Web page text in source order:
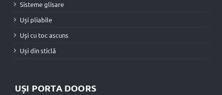
Sisteme glisare
Uși pliabile
Uși cu toc ascuns
Uși din sticlă
UȘI PORTA DOORS